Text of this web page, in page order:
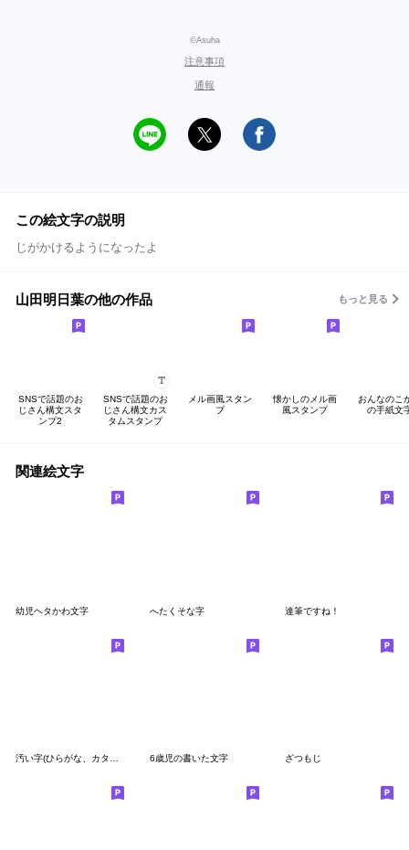
©Asuha
注意事項
通報
この絵文字の説明
じがかけるようになったよ
山田明日葉の他の作品 もっと見る
SNSで話題のお
じさん構文スタ
ンプ2
SNSで話題のお
じさん構文カス
タムスタンプ
メル画風スタン
プ
懐かしのメル画
風スタンプ
おんなのこ
の手紙文
関連絵文字
幼児ヘタかわ文字 へたくそな字 達筆ですね！
6歳児の書いた文字 ざつもじ